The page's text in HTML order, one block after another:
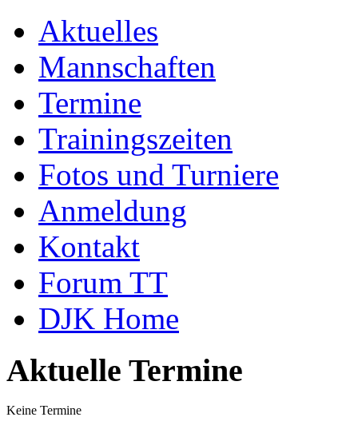
Aktuelles
Mannschaften
Termine
Trainingszeiten
Fotos und Turniere
Anmeldung
Kontakt
Forum TT
DJK Home
Aktuelle Termine
Keine Termine